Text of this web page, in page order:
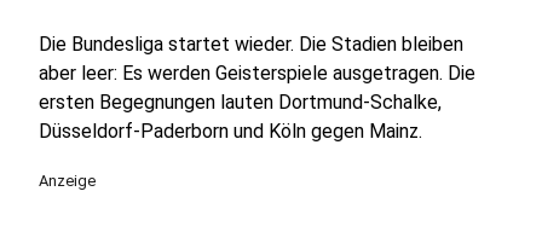
Die Bundesliga startet wieder. Die Stadien bleiben
aber leer: Es werden Geisterspiele ausgetragen. Die
ersten Begegnungen lauten Dortmund-Schalke,
Düsseldorf-Paderborn und Köln gegen Mainz.
Anzeige